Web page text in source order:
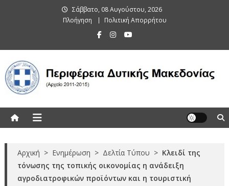
Σάββατο, 08 Αυγούστου, 2026
Πλοήγηση
Πολιτική Απορρήτου
Αρχική > Ενημέρωση > Δελτία Τύπου > Κλειδί της
τόνωσης της τοπικής οικονομίας η ανάδειξη
αγροδιατροφικών προϊόντων και η τουριστική